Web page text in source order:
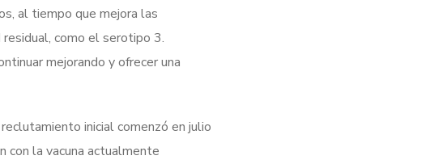
al tiempo que mejora las
como el serotipo 3.
mejorando y ofrecer una
inicial comenzó en julio
con la vacuna actualmente